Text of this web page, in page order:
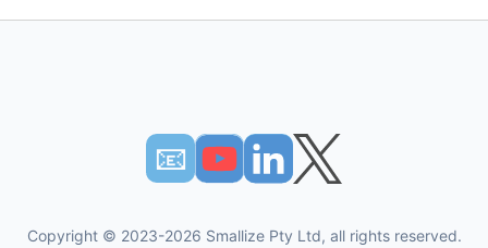
📧︎
Copyright © 2023-2026 Smallize Pty Ltd, all rights reserved.